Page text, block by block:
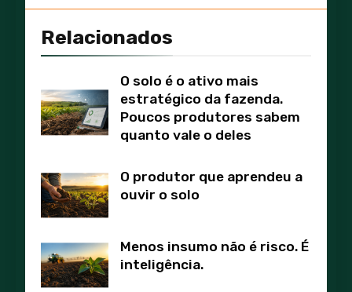
Relacionados
O solo é o ativo mais
estratégico da fazenda.
Poucos produtores sabem
quanto vale o deles
O produtor que aprendeu a
ouvir o solo
Menos insumo não é risco. É
inteligência.